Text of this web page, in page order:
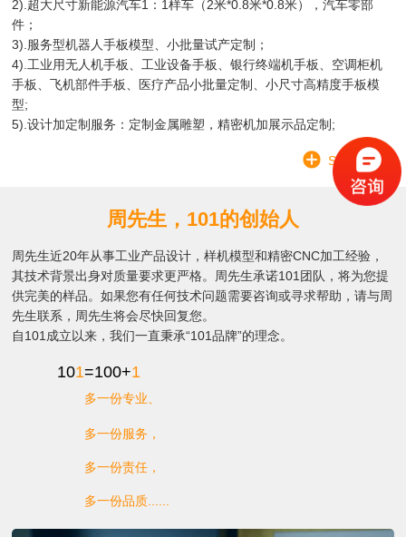
2).超大尺寸新能源汽车1：1样车（2米*0.8米*0.8米），汽车零部
件；
3).服务型机器人手板模型、小批量试产定制；
4).工业用无人机手板、工业设备手板、银行终端机手板、空调柜机
手板、飞机部件手板、医疗产品小批量定制、小尺寸高精度手板模
型;
5).设计加定制服务：定制金属雕塑，精密机加展示品定制;
SEE MORE
周先生，101的创始人
周先生近20年从事工业产品设计，样机模型和精密CNC加工经验，
其技术背景出身对质量要求更严格。周先生承诺101团队，将为您提
供完美的样品。如果您有任何技术问题需要咨询或寻求帮助，请与周
先生联系，周先生将会尽快回复您。
自101成立以来，我们一直秉承“101品牌”的理念。
101=100+1
多一份专业、
多一份服务，
多一份责任，
多一份品质......